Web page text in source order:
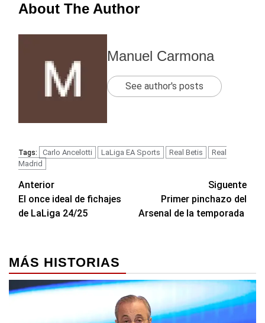
About The Author
Manuel Carmona
See author's posts
Tags: Carlo Ancelotti LaLiga EA Sports Real Betis
Real
Madrid
Navegación
de
Anterior
El once ideal de fichajes
de LaLiga 24/25
Siguente
Primer pinchazo del
Arsenal de la temporada
MÁS HISTORIAS